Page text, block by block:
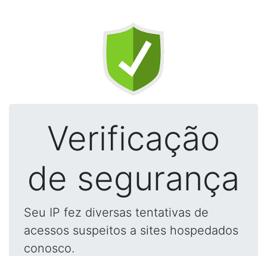
Verificação
de segurança
Seu IP fez diversas tentativas de
acessos suspeitos a sites hospedados
conosco.